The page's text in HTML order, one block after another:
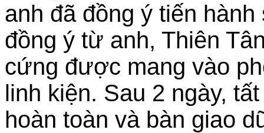
anh đã đồng ý tiến
đồng ý từ anh, Thiên
cứng được mang vào
linh kiện. Sau 2 ngày,
hoàn toàn và bàn giao